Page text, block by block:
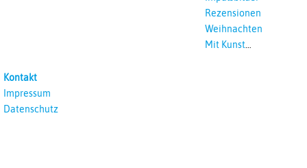
Rezensionen
Weihnachten
Mit Kunst
Kontakt
Impressum
Datenschutz